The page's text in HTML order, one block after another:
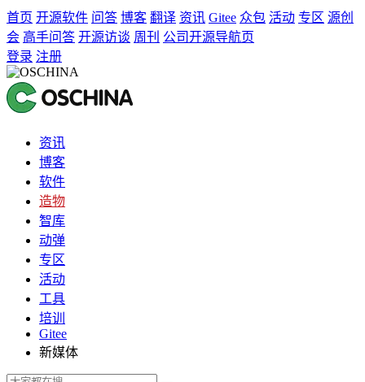
首页 开源软件 问答 博客 翻译 资讯 Gitee 众包 活动 专区 源创
会 高手问答 开源访谈 周刊 公司开源导航页
登录 注册
资讯
博客
软件
造物
智库
动弹
专区
活动
工具
培训
Gitee
新媒体